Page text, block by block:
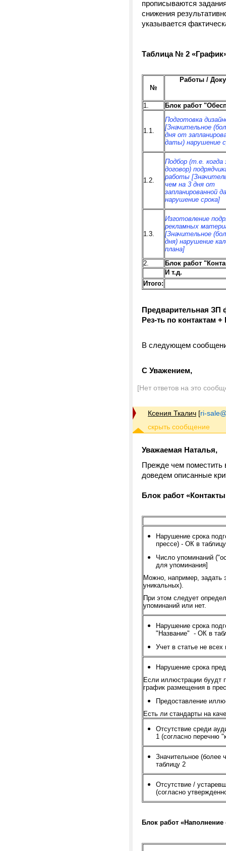
прописываются
снижения
указывается
Таблица № 2
№
Работы /
1. Блок работ
1.1.
Подготовка
[Значительное
дня от
даты) нарушение
1.2.
Подбор (т.е. когда
договор)
работы
чем на 3 дня от
запланированной
нарушение срока]
1.3.
Изготовление
рекламных
[Значительное
дня) нарушение
плана]
2.
Блок работ
И т.д.
Итого:
Предварительная ЗП
Рез-ть по контактам
В следующем
С Уважением,
[Нет ответов на это
Ксения Ткалич [ri-
Уважаемая Наталья,
Прежде чем
доведем описанные
Блок работ
Нарушение срока
прессе) - ОК в
Число упоминаний
для упоминания]
Можно, например, задать
уникальных).
При этом следует
упоминаний или нет.
Нарушение срока
"Название" - ОК в
Учет в статье не
Нарушение срока
Если иллюстрации буудт
график размещения в
Предоставление
Есть ли стандарты на
Отсутствие среди
1 (согласно перечню
Значительное (более
таблицу 2
Отсутствие /
(согласно
Блок работ «Наполнение